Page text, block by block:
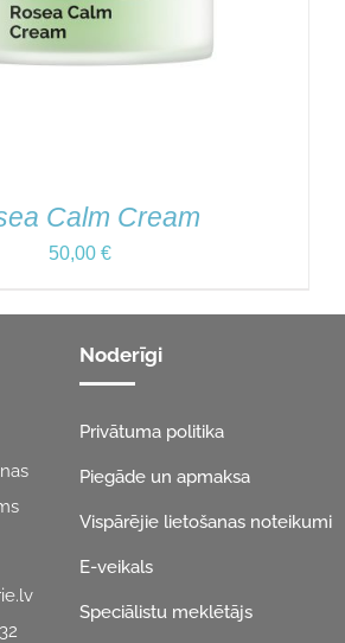
Calm Cream
50,00 €
Noderīgi
Privātuma politika
Piegāde un apmaksa
Vispārējie lietošanas noteikumi
E-veikals
Speciālistu meklētājs